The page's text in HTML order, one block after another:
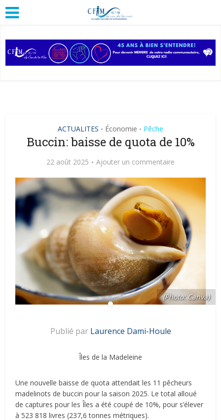
ACTUALITES • Économie • Pêche
Buccin: baisse de quota de 10%
22 août 2025 Ajouter un commentaire
(Photo: Canva)
Publié par Laurence Dami-Houle
Îles de la Madeleine
Une nouvelle baisse de quota attendait les 11 pêcheurs
madelinots de buccin pour la saison 2025. Le total alloué
de captures pour les Îles a été coupé de 10%, pour s’élever
à 523 818 livres (237,6 tonnes métriques).